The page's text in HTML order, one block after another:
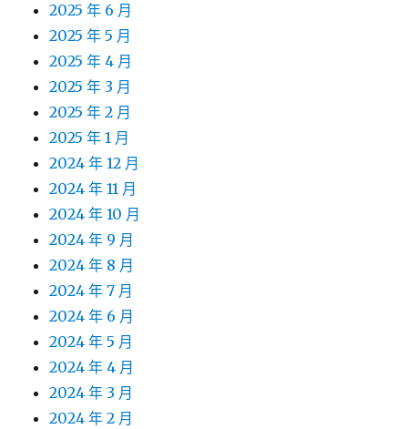
2025 年 6 月
2025 年 5 月
2025 年 4 月
2025 年 3 月
2025 年 2 月
2025 年 1 月
2024 年 12 月
2024 年 11 月
2024 年 10 月
2024 年 9 月
2024 年 8 月
2024 年 7 月
2024 年 6 月
2024 年 5 月
2024 年 4 月
2024 年 3 月
2024 年 2 月